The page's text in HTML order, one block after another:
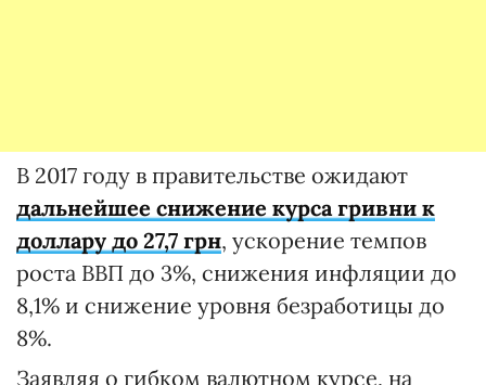
В 2017 году в правительстве ожидают
дальнейшее снижение курса гривни к
доллару до 27,7 грн, ускорение темпов
роста ВВП до 3%, снижения инфляции до
8,1% и снижение уровня безработицы до
8%.
Заявляя о гибком валютном курсе, на